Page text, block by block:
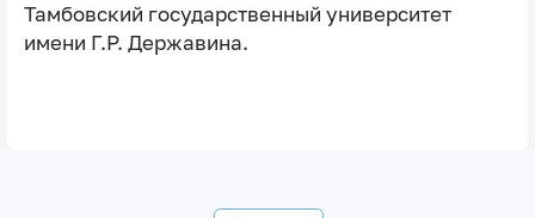
Тамбовский государственный университет
имени Г.Р. Державина.